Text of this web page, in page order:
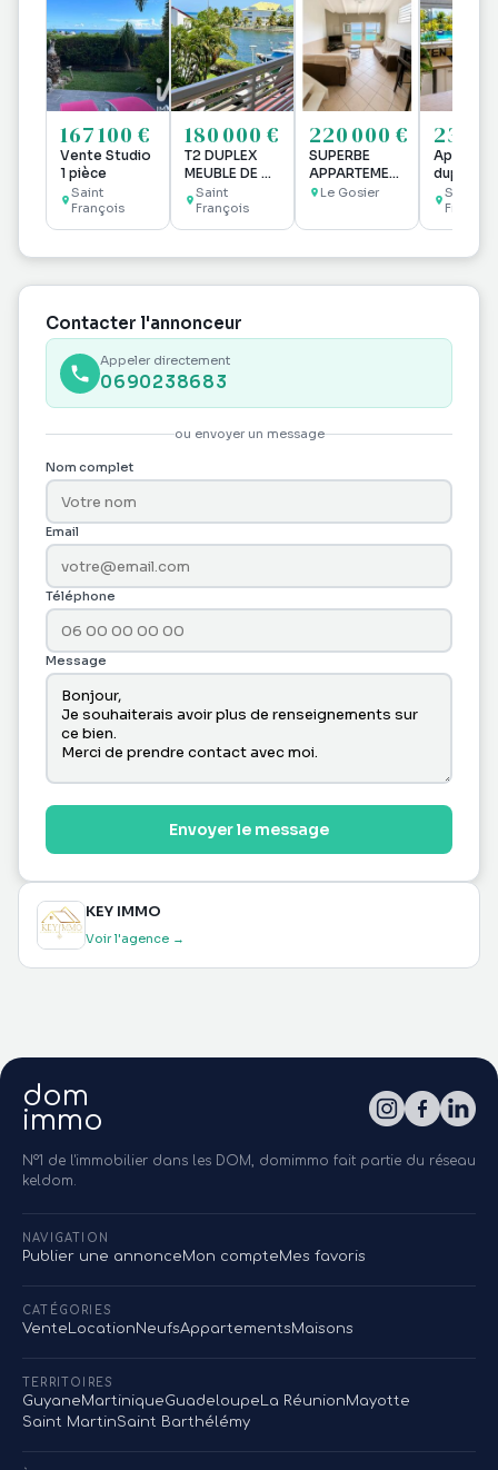
167 100 €
Vente Studio
1 pièce
Saint
François
180 000 €
T2 DUPLEX
MEUBLE DE 58
M2 VUE
MARINA ET
GOLF AVEC 2
Saint
François
220 000 €
SUPERBE
APPARTEMENT
T2/T3 VUE
GOSIER
Le Gosier
237
duplex
rénové
Saint
François
Contacter l'annonceur
Appeler directement
0690238683
ou envoyer un message
Nom complet
Email
Téléphone
Message
Envoyer le message
KEY IMMO
Voir l'agence →
dom
immo
N°1 de l'immobilier dans les DOM, domimmo fait partie du réseau
keldom.
NAVIGATION
Publier une annonceMon compteMes favoris
CATÉGORIES
Vente LocationNeufsAppartementsMaisons
TERRITOIRES
GuyaneMartiniqueGuadeloupe La RéunionMayotte
Saint MartinSaint Barthélémy